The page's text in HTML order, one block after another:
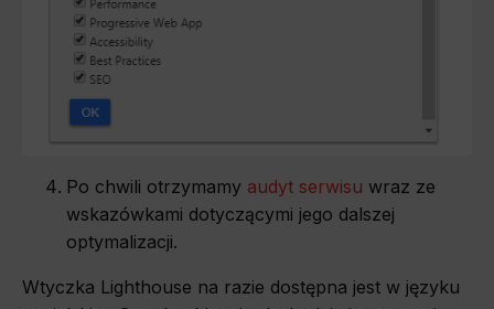
Po chwili otrzymamy audyt serwisu wraz ze
wskazówkami dotyczącymi jego dalszej
optymalizacji.
Wtyczka Lighthouse na razie dostępna jest w języku